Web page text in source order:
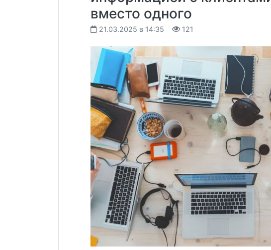
вместо одного
21.03.2025 в 14:35 121